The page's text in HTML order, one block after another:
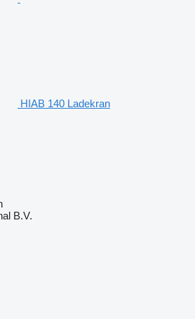
HIAB 140 Ladekran
B.V.